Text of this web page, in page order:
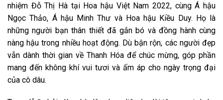
nhiệm Đỗ Thị Hà tại Hoa hậu Việt Nam 2022, cùng Á hậu
Ngọc Thảo, Á hậu Minh Thư và Hoa hậu Kiều Duy. Họ là
những người bạn thân thiết đã gắn bó và đồng hành cùng
nàng hậu trong nhiều hoạt động. Dù bận rộn, các người đẹp
vẫn dành thời gian về Thanh Hóa để chúc mừng, góp phần
mang đến không khí vui tươi và ấm áp cho ngày trọng đại
của cô dâu.